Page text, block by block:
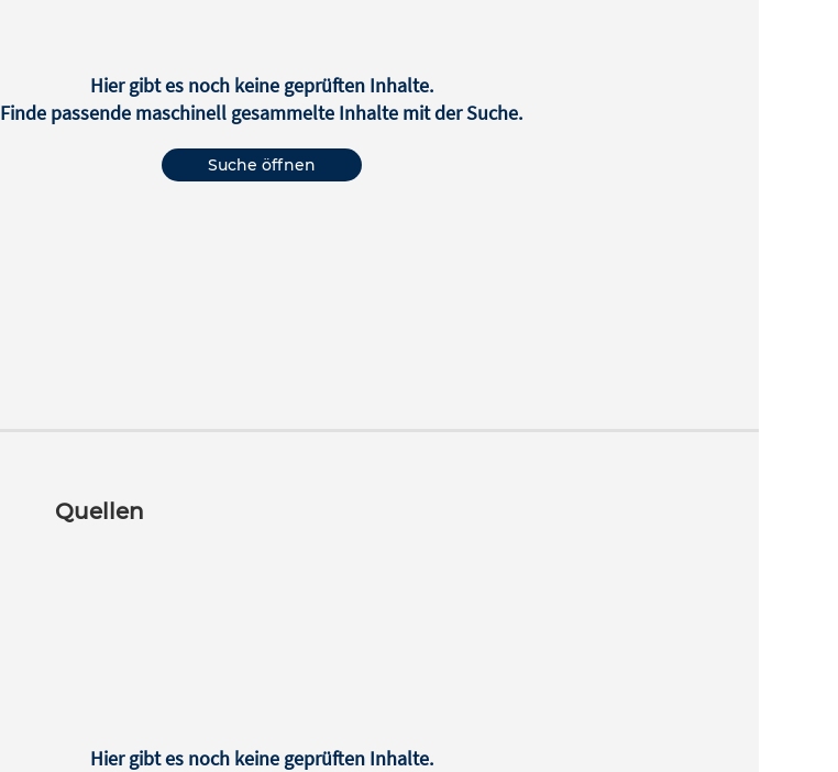
Hier gibt es noch keine geprüften Inhalte.
Finde passende maschinell gesammelte Inhalte mit der Suche.
Suche öffnen
Quellen
Hier gibt es noch keine geprüften Inhalte.